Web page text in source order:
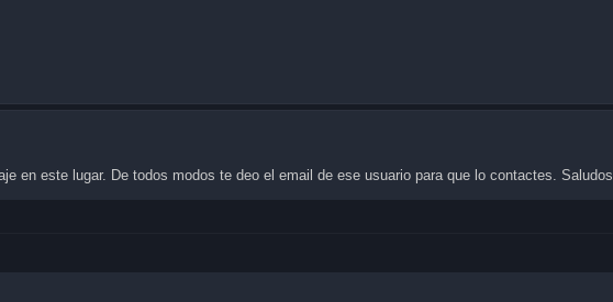
en este lugar. De todos modos te deo el email de ese usuario para que lo contactes. Saludos